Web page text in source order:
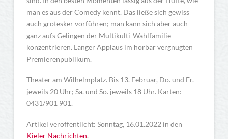
man es aus der Comedy kennt. Das ließe sich gewiss
auch grotesker vorführen; man kann sich aber auch
ganz aufs Gelingen der Multikulti-Wahlfamilie
konzentrieren. Langer Applaus im hörbar vergnügten
Premierenpublikum.
Theater am Wilhelmplatz. Bis 13. Februar, Do. und Fr.
jeweils 20 Uhr; Sa. und So. jeweils 18 Uhr. Karten:
0431/901 901.
Artikel veröffentlicht: Sonntag, 16.01.2022 in den
Kieler Nachrichten.